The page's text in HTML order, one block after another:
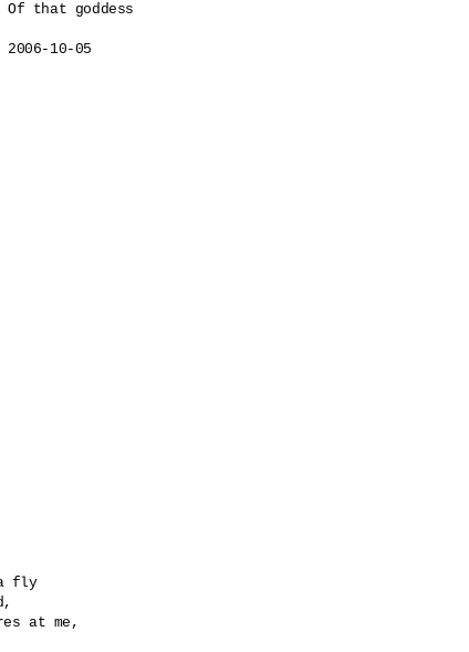
Of that goddess
fly
at me,